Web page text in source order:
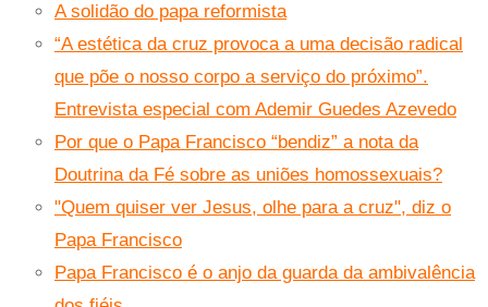
A solidão do papa reformista
“A estética da cruz provoca a uma decisão radical
que põe o nosso corpo a serviço do próximo”.
Entrevista especial com Ademir Guedes Azevedo
Por que o Papa Francisco “bendiz” a nota da
Doutrina da Fé sobre as uniões homossexuais?
"Quem quiser ver Jesus, olhe para a cruz", diz o
Papa Francisco
Papa Francisco é o anjo da guarda da ambivalência